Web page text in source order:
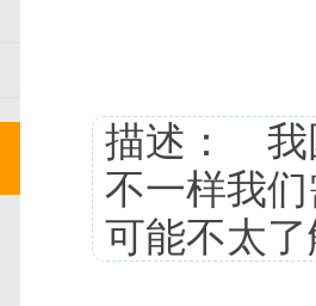
描述： 我
不一样我
可能不太